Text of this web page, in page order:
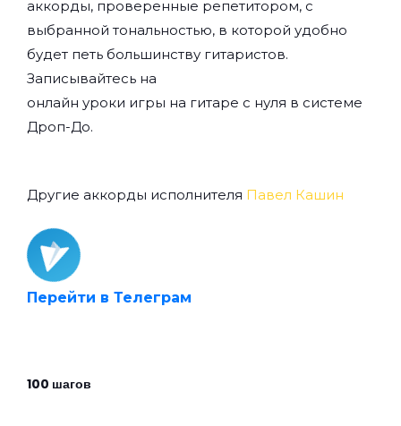
аккорды, проверенные репетитором, с
выбранной тональностью, в которой удобно
будет петь большинству гитаристов.
Записывайтесь на
онлайн уроки игры на гитаре с нуля в системе
Дроп-До.
Другие аккорды исполнителя Павел Кашин
Перейти в Телеграм
100 шагов